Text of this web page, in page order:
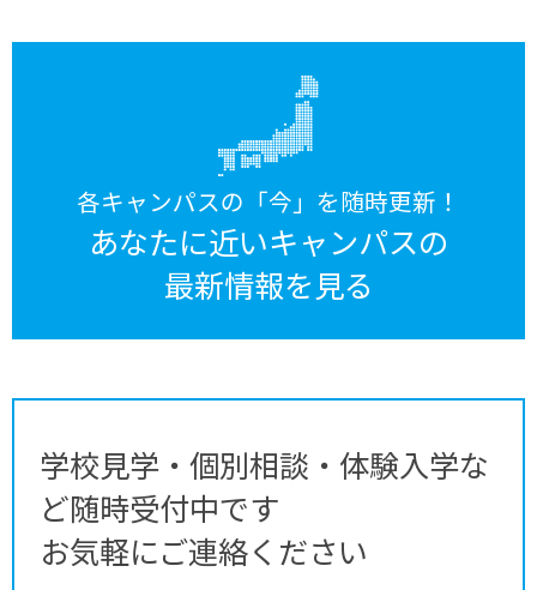
各キャンパスの「今」を随時更新！
あなたに近いキャンパスの
最新情報を見る
学校見学・個別相談・体験入学な
ど随時受付中です
お気軽にご連絡ください